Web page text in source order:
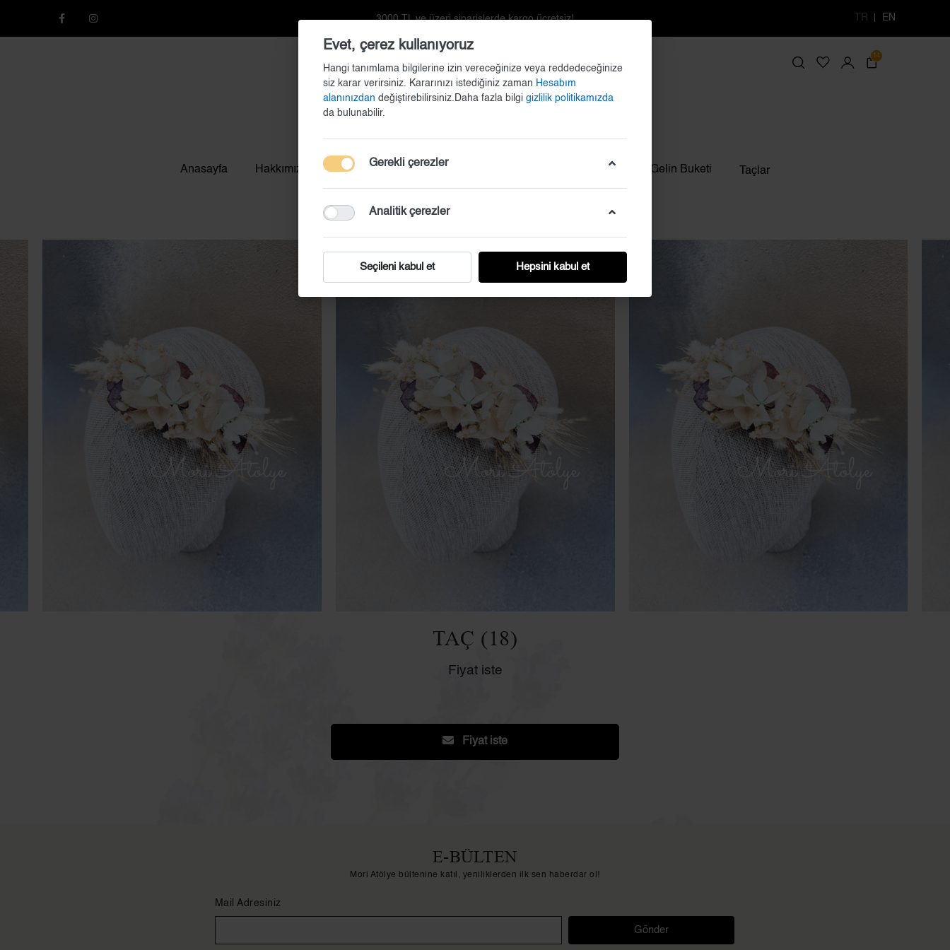
3000 TL ve üzeri siparişlerde kargo ücretsiz! TR EN
14
Anasayfa Hakkımızda Kapı Süsü Doğum Setleri Gelin Buketi Taçlar
TAÇ (18)
Fiyat iste
Fiyat iste
E-BÜLTEN
Mori Atölye bültenine katıl, yeniliklerden ilk sen haberdar ol!
Mail Adresiniz
Gönder
Evet, çerez kullanıyoruz
Hangi tanımlama bilgilerine izin vereceğinize veya reddedeceğinize
siz karar verirsiniz. Kararınızı istediğiniz zaman Hesabım
alanınızdan değiştirebilirsiniz.Daha fazla bilgi gizlilik politikamızda
da bulunabilir.
Gerekli çerezler
Analitik çerezler
Seçileni kabul et Hepsini kabul et